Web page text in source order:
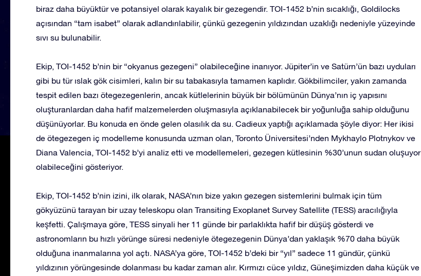
biraz daha büyüktür ve potansiyel olarak kayalık bir gezegendir. TOI-1452 b’nin sıcaklığı, Goldilocks
açısından “tam isabet” olarak adlandırılabilir, çünkü gezegenin yıldızından uzaklığı nedeniyle yüzeyinde
sıvı su bulunabilir.
Ekip, TOI-1452 b’nin bir “okyanus gezegeni” olabileceğine inanıyor. Jüpiter’in ve Satürn’ün bazı uyduları
gibi bu tür ıslak gök cisimleri, kalın bir su tabakasıyla tamamen kaplıdır. Gökbilimciler, yakın zamanda
tespit edilen bazı ötegezegenlerin, ancak kütlelerinin büyük bir bölümünün Dünya’nın iç yapısını
oluşturanlardan daha hafif malzemelerden oluşmasıyla açıklanabilecek bir yoğunluğa sahip olduğunu
düşünüyorlar. Bu konuda en önde gelen olasılık da su. Cadieux yaptığı açıklamada şöyle diyor: Her ikisi
de ötegezegen iç modelleme konusunda uzman olan, Toronto Üniversitesi’nden Mykhaylo Plotnykov ve
Diana Valencia, TOI-1452 b’yi analiz etti ve modellemeleri, gezegen kütlesinin %30’unun sudan oluşuyor
olabileceğini gösteriyor.
Ekip, TOI-1452 b’nin izini, ilk olarak, NASA’nın bize yakın gezegen sistemlerini bulmak için tüm
gökyüzünü tarayan bir uzay teleskopu olan Transiting Exoplanet Survey Satellite (TESS) aracılığıyla
keşfetti. Çalışmaya göre, TESS sinyali her 11 günde bir parlaklıkta hafif bir düşüş gösterdi ve
astronomların bu hızlı yörünge süresi nedeniyle ötegezegenin Dünya’dan yaklaşık %70 daha büyük
olduğuna inanmalarına yol açtı. NASA’ya göre, TOI-1452 b’deki bir “yıl” sadece 11 gündür, çünkü
yıldızının yörüngesinde dolanması bu kadar zaman alır. Kırmızı cüce yıldız, Güneşimizden daha küçük ve